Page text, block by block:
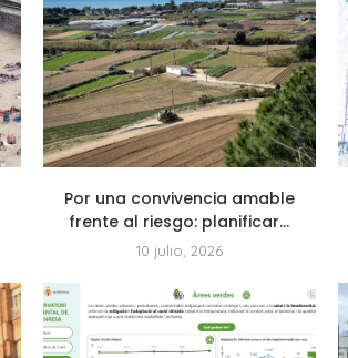
Por una convivencia amable
frente al riesgo: planificar...
10 julio, 2026